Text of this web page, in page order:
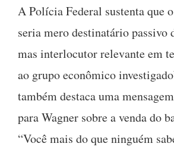
A Polícia Federal sustenta que
seria mero destinatário passivo
mas interlocutor relevante em
ao grupo econômico
também destaca uma
para Wagner sobre a venda do
“Você mais do que ninguém